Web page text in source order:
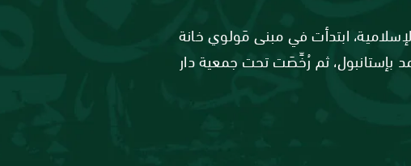
في الحضارة الإسلامية، ابتدأت في مبنى مَولوي خانة
بإستانبول، ثم رُخِّصَت تحت جمعية دار